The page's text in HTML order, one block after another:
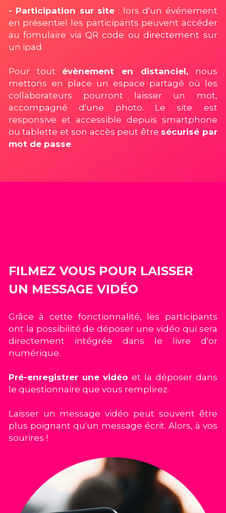
- Participation sur site : lors d'un événement
en présentiel les participants peuvent accéder
au fomulaire via QR code ou directement sur
un ipad.
Pour tout évènement en distanciel, nous
mettons en place un espace partagé où les
collaborateurs pourront laisser un mot,
accompagné d'une photo. Le site est
responsive et accessible depuis smartphone
ou tablette et son accès peut être sécurisé par
mot de passe.
FILMEZ VOUS POUR LAISSER
UN MESSAGE VIDÉO
Grâce à cette fonctionnalité, les participants
ont la possibilité de déposer une vidéo qui sera
directement intégrée dans le livre d'or
numérique.
Pré-enregistrer une vidéo et la déposer dans
le questionnaire que vous remplirez.
Laisser un message vidéo peut souvent être
plus poignant qu'un message écrit. Alors, à vos
sourires !